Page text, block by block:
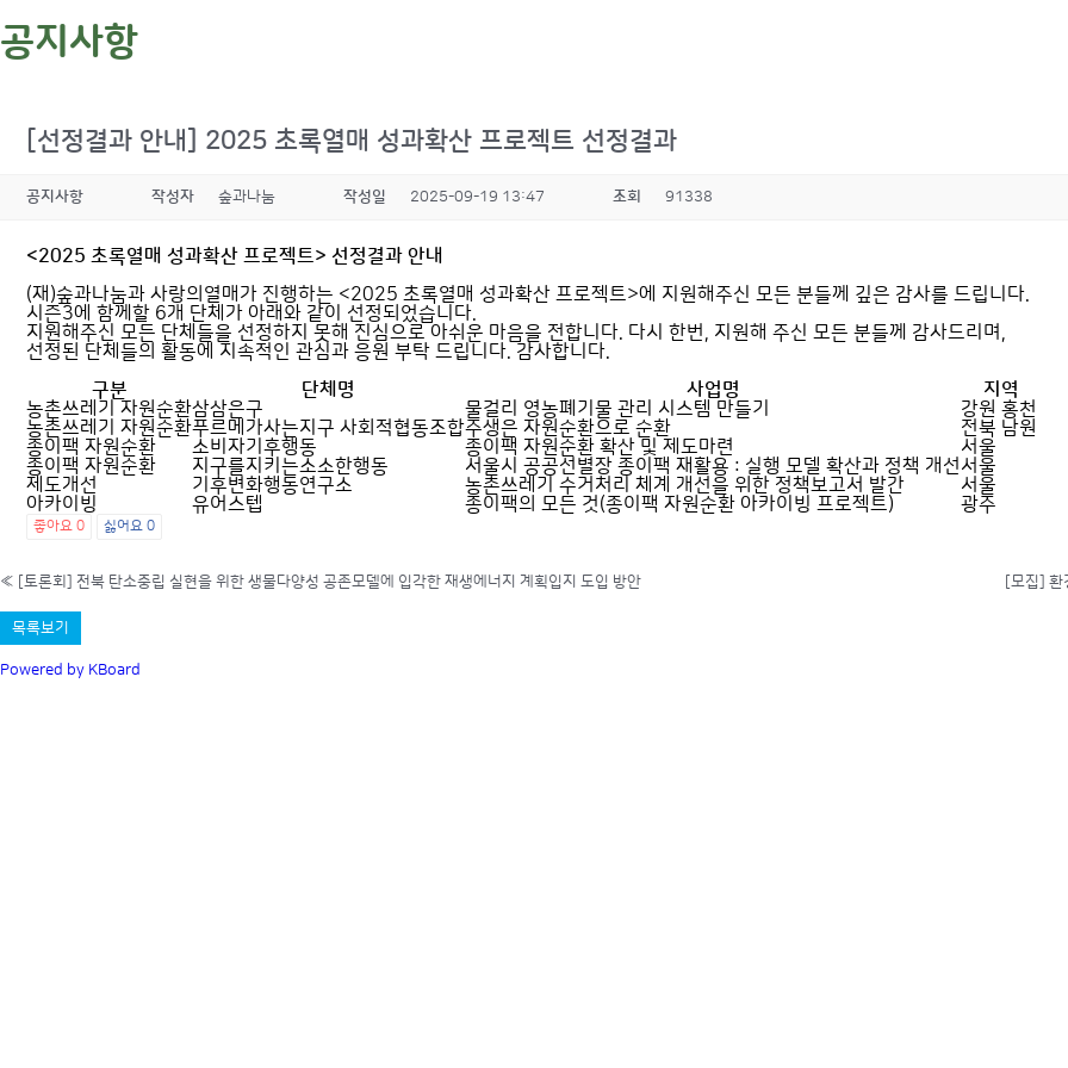
공지사항
[선정결과 안내] 2025 초록열매 성과확산 프로젝트 선정결과
공지사항 작성자 숲과나눔 작성일 2025-09-19 13:47 조회 91338
<2025 초록열매 성과확산 프로젝트> 선정결과 안내
(재)숲과나눔과 사랑의열매가 진행하는 <2025 초록열매 성과확산 프로젝트>에 지원해주신 모든 분들께 깊은 감사를 드립니다.
시즌3에 함께할 6개 단체가 아래와 같이 선정되었습니다.
지원해주신 모든 단체들을 선정하지 못해 진심으로 아쉬운 마음을 전합니다. 다시 한번, 지원해 주신 모든 분들께 감사드리며,
선정된 단체들의 활동에 지속적인 관심과 응원 부탁 드립니다. 감사합니다.
구분
단체명 사업명
지역
농촌쓰레기 자원순환삼삼은구 물걸리 영농폐기물 관리 시스템 만들기
강원 홍천
농촌쓰레기 자원순환푸르메가사는지구 사회적협동조합주생은 자원순환으로 순환
전북 남원
종이팩 자원순환
소비자기후행동 종이팩 자원순환 확산 및 제도마련
서울
종이팩 자원순환
지구를지키는소소한행동 서울시 공공선별장 종이팩 재활용 : 실행 모델 확산과 정책 개선서울
제도개선
기후변화행동연구소 농촌쓰레기 수거처리 체계 개선을 위한 정책보고서 발간
서울
아카이빙
유어스텝 종이팩의 모든 것(종이팩 자원순환 아카이빙 프로젝트) 광주
좋아요 0 싫어요 0
« [토론회] 전북 탄소중립 실현을 위한 생물다양성 공존모델에 입각한 재생에너지 계획입지 도입 방안 [모집]
목록보기
Powered by KBoard